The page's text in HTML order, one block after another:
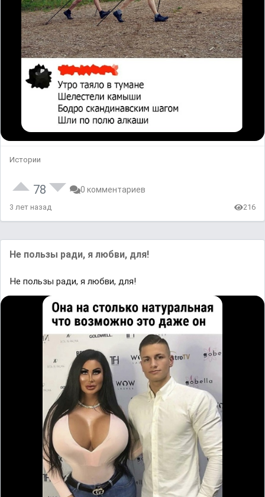
Истории
78 0 комментариев
3 лет назад 216
Не пользы ради, я любви, для!
Не пользы ради, я любви, для!